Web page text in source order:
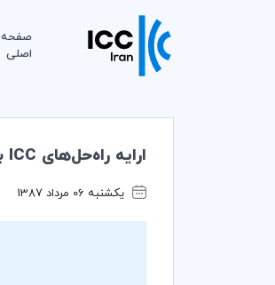
صفحه
اصلی
ارایه راه‌حل‌های ICC برای بحران جهانی غذا
یکشنبه 06 مرداد 1387